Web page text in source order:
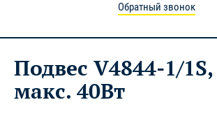
Обратный звонок
Подвес V4844-1/
макс. 40Вт